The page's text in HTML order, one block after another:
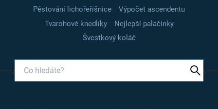
Pěstování lichořeřišnice
Výpočet ascendentu
Tvarohové knedlíky
Nejlepší palačinky
Švestkový koláč